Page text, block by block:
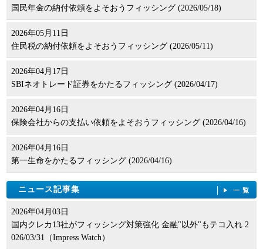
国民年金の納付依頼をよそおうフィッシング (2026/05/18)
2026年05月11日
住民税の納付依頼をよそおうフィッシング (2026/05/11)
2026年04月17日
SBIネオトレード証券をかたるフィッシング (2026/04/17)
2026年04月16日
保険会社からの支払い依頼をよそおうフィッシング (2026/04/16)
2026年04月16日
第一生命をかたるフィッシング (2026/04/16)
ニュース記事集 一覧
2026年04月03日
国内クレカ13社がフィッシング対策強化 金融"以外"もテコ入れ 2
026/03/31（Impress Watch）